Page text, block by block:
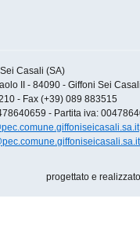
Casali (SA)
II - 84090 - Giffoni Sei
- Fax (+39) 089 883515
- Partita iva:
progettato e